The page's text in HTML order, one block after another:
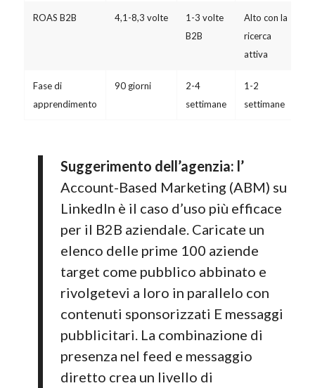
ROAS B2B 4,1-8,3 volte
1-3 volte
B2B
Alto con la
ricerca
attiva
Fase di
apprendimento
90 giorni
2-4
settimane
1-2
settimane
Suggerimento dell’agenzia: l’
Account-Based Marketing (ABM) su
LinkedIn è il caso d’uso più efficace
per il B2B aziendale. Caricate un
elenco delle prime 100 aziende
target come pubblico abbinato e
rivolgetevi a loro in parallelo con
contenuti sponsorizzati E messaggi
pubblicitari. La combinazione di
presenza nel feed e messaggio
diretto crea un livello di